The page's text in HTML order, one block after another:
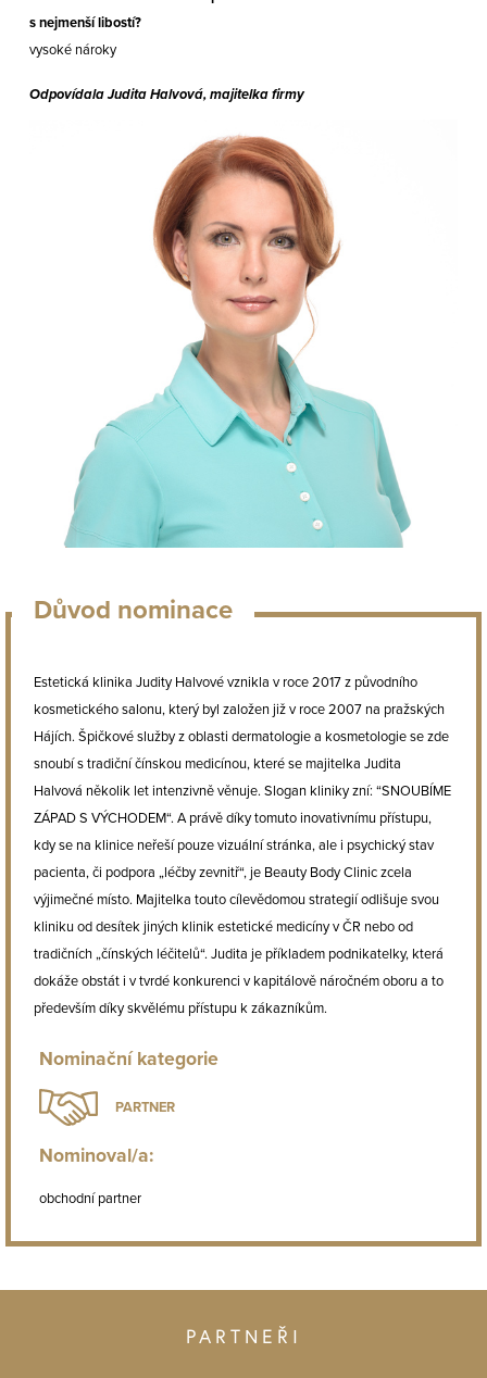
s nejmenší libostí?
vysoké nároky
Odpovídala Judita Halvová, majitelka firmy
Důvod nominace
Estetická klinika Judity Halvové vznikla v roce 2017 z původního
kosmetického salonu, který byl založen již v roce 2007 na pražských
Hájích. Špičkové služby z oblasti dermatologie a kosmetologie se zde
snoubí s tradiční čínskou medicínou, které se majitelka Judita
Halvová několik let intenzivně věnuje. Slogan kliniky zní: “SNOUBÍME
ZÁPAD S VÝCHODEM“. A právě díky tomuto inovativnímu přístupu,
kdy se na klinice neřeší pouze vizuální stránka, ale i psychický stav
pacienta, či podpora „léčby zevnitř“, je Beauty Body Clinic zcela
výjimečné místo. Majitelka touto cílevědomou strategií odlišuje svou
kliniku od desítek jiných klinik estetické medicíny v ČR nebo od
tradičních „čínských léčitelů“. Judita je příkladem podnikatelky, která
dokáže obstát i v tvrdé konkurenci v kapitálově náročném oboru a to
především díky skvělému přístupu k zákazníkům.
Nominační kategorie
PARTNER
Nominoval/a:
obchodní partner
PARTNEŘI